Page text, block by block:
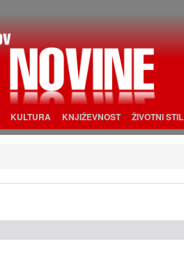
KULTURA KNJIŽEVNOST ŽIVOTNI STIL